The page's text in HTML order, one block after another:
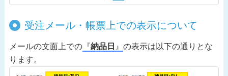
受注メール・帳票上での表示について
メールの文面上での『 納品日 』 の表示は以下の通りとな
ります。